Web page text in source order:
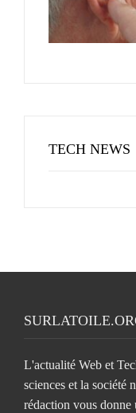
TECH NEWS
L'actualité Web et
sciences et la société
rédaction vous donne